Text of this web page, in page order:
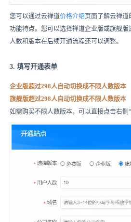
您可以通过云禅道价格介绍页面了解云禅道
功能特点。您可以选择禅道企业版或旗舰版
人数和版本在后续开通流程还可以调整。
3. 填写开通表单
企业版超过298人自动切换成不限人数版本
旗舰版超过298人自动切换成不限人数版本
如需购买不限人数版本，可以直接点击右侧